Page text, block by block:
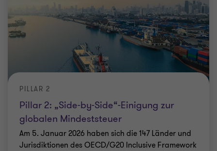
Pillar 2: „Side-by-Side“-Einigung zur
globalen Mindeststeuer
PILLAR 2
Am 5. Januar 2026 haben sich die 147 Länder und
Jurisdiktionen des OECD/G20 Inclusive Framework